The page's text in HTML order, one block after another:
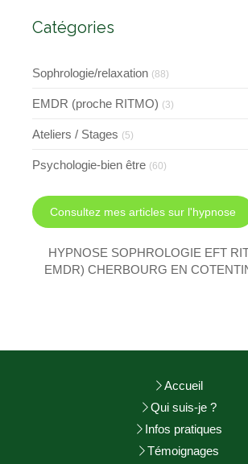
Catégories
Sophrologie/relaxation (88)
EMDR (proche RITMO) (3)
Ateliers / Stages (5)
Psychologie-bien être (60)
Consultez mes articles sur l'hypnose
HYPNOSE SOPHROLOGIE EFT
EMDR) CHERBOURG EN
Accueil
Qui suis-je ?
Infos pratiques
Témoignages